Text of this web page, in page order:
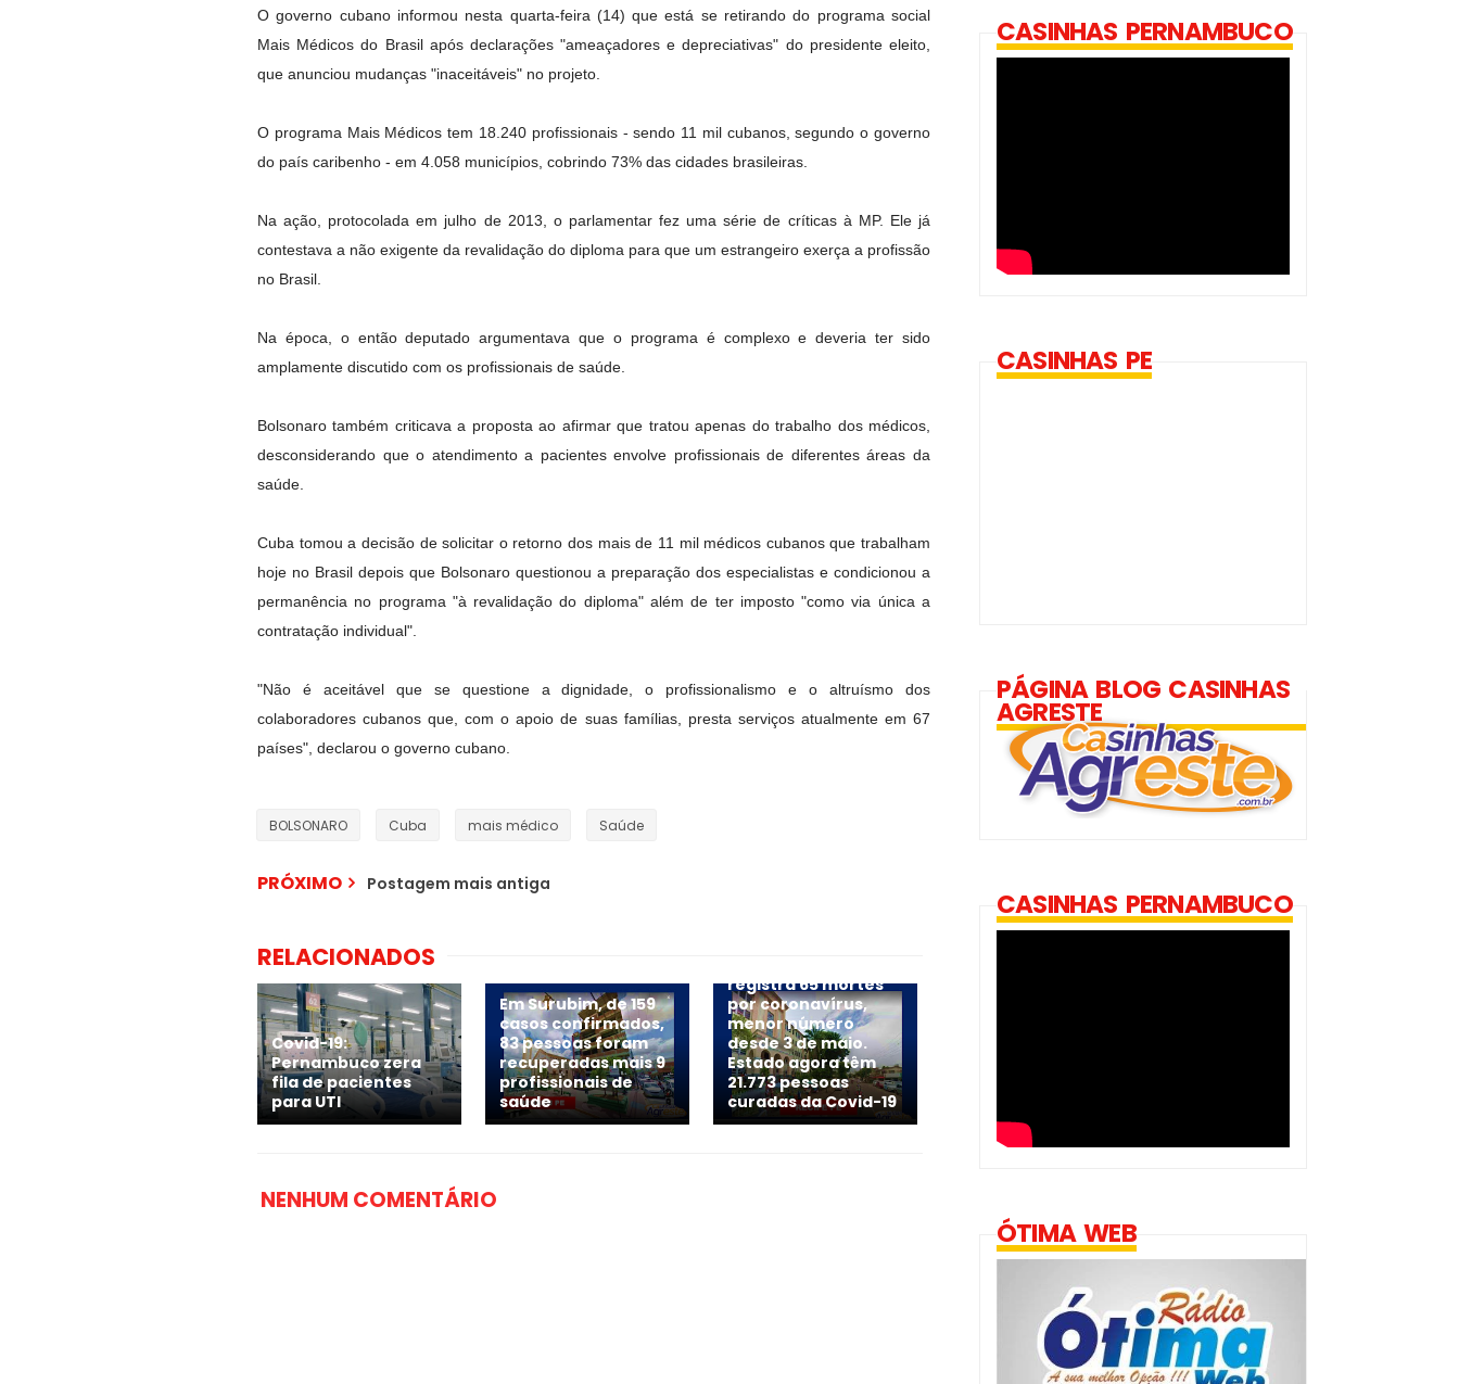
O governo cubano informou nesta quarta-feira (14) que está se retirando do programa social
Mais Médicos do Brasil após declarações "ameaçadores e depreciativas" do presidente eleito,
que anunciou mudanças "inaceitáveis" no projeto.
O programa Mais Médicos tem 18.240 profissionais - sendo 11 mil cubanos, segundo o governo
do país caribenho - em 4.058 municípios, cobrindo 73% das cidades brasileiras.
Na ação, protocolada em julho de 2013, o parlamentar fez uma série de críticas à MP. Ele já
contestava a não exigente da revalidação do diploma para que um estrangeiro exerça a profissão
no Brasil.
Na época, o então deputado argumentava que o programa é complexo e deveria ter sido
amplamente discutido com os profissionais de saúde.
Bolsonaro também criticava a proposta ao afirmar que tratou apenas do trabalho dos médicos,
desconsiderando que o atendimento a pacientes envolve profissionais de diferentes áreas da
saúde.
Cuba tomou a decisão de solicitar o retorno dos mais de 11 mil médicos cubanos que trabalham
hoje no Brasil depois que Bolsonaro questionou a preparação dos especialistas e condicionou a
permanência no programa "à revalidação do diploma" além de ter imposto "como via única a
contratação individual".
"Não é aceitável que se questione a dignidade, o profissionalismo e o altruísmo dos
colaboradores cubanos que, com o apoio de suas famílias, presta serviços atualmente em 67
países", declarou o governo cubano.
BOLSONARO Cuba mais médico Saúde
PRÓXIMO Postagem mais antiga
RELACIONADOS
Covid-19:
Pernambuco zera
fila de pacientes
para UTI
Em Surubim, de 159
casos confirmados,
83 pessoas foram
recuperadas mais 9
profissionais de
saúde
registra 65 mortes
por coronavírus,
menor número
desde 3 de maio.
Estado agora têm
21.773 pessoas
curadas da Covid-19
NENHUM COMENTÁRIO
CASINHAS PERNAMBUCO
CASINHAS PE
PÁGINA BLOG CASINHAS
AGRESTE
CASINHAS PERNAMBUCO
ÓTIMA WEB